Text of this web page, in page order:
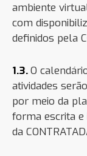
ambiente
com
definidos pela
1.3.O
atividades
por meio da
forma escrita e
da